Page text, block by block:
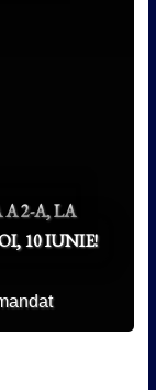
2-A, LA
10 IUNIE!